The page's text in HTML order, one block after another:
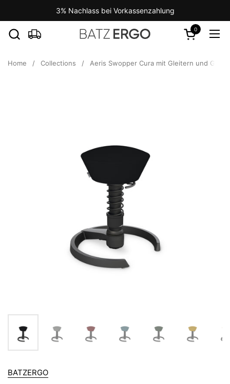
3% Nachlass bei Vorkassenzahlung
Open cart
0
Home / Collections / Aeris Swopper Cura mit Gleitern und
BATZERGO